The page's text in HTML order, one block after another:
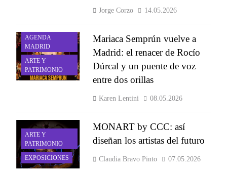
Jorge Corzo 14.05.2026
AGENDA
MADRID
ARTE Y
PATRIMONIO
Mariaca Semprún vuelve a
Madrid: el renacer de Rocío
Dúrcal y un puente de voz
entre dos orillas
Karen Lentini 08.05.2026
ARTE Y
PATRIMONIO
EXPOSICIONES
MONART by CCC: así
diseñan los artistas del futuro
Claudia Bravo Pinto 07.05.2026